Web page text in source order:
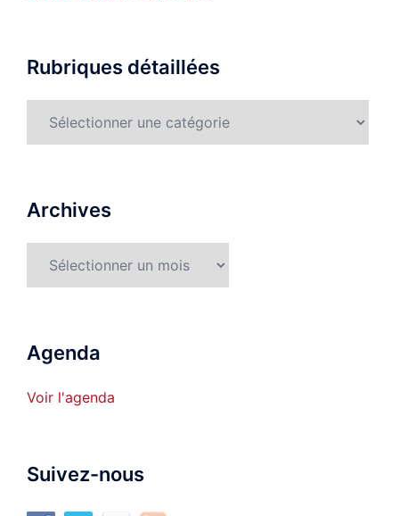
Rubriques détaillées
détaillées
Archives
Agenda
Voir l'agenda
Suivez-nous